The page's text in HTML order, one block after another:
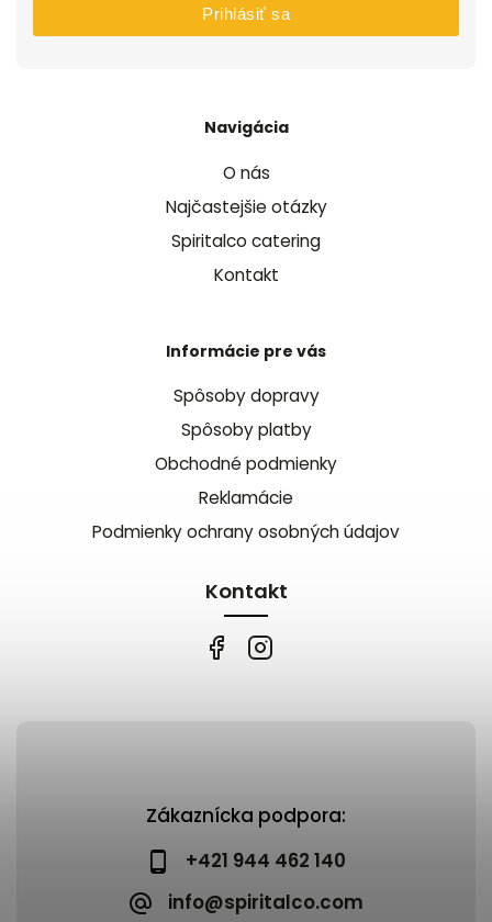
Zákaznícka podpora:
+421 944 462 140
info@spiritalco.com
Navigácia
O nás
Najčastejšie otázky
Spiritalco catering
Kontakt
Informácie pre vás
Spôsoby dopravy
Spôsoby platby
Obchodné podmienky
Reklamácie
Podmienky ochrany osobných údajov
Kontakt
Prihlásiť sa